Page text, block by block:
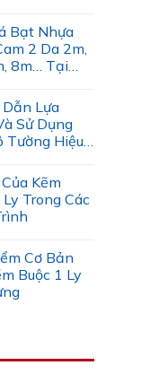
Bạt Nhựa
2 Da 2m,
8m… Tại
Lựa
Sử Dụng
Tường Hiệu
Kẽm
Ly Trong Các
Cơ Bản
Buộc 1 Ly